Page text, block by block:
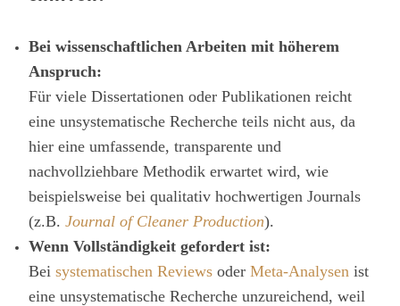
Bei wissenschaftlichen Arbeiten mit höherem
Anspruch:
Für viele Dissertationen oder Publikationen reicht
eine unsystematische Recherche teils nicht aus, da
hier eine umfassende, transparente und
nachvollziehbare Methodik erwartet wird, wie
beispielsweise bei qualitativ hochwertigen Journals
(z.B. Journal of Cleaner Production).
Wenn Vollständigkeit gefordert ist:
Bei systematischen Reviews oder Meta-Analysen ist
eine unsystematische Recherche unzureichend, weil